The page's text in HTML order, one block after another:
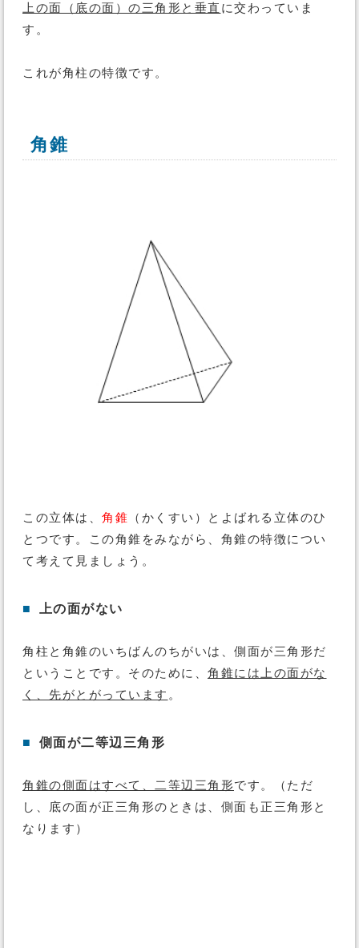
上の面（底の面）の三角形と垂直 に交わっていま
す。
これが角柱の特徴です。
角錐
この立体は、 角錐 （かくすい）とよばれる立体のひ
とつです。この角錐をみながら、角錐の特徴につい
て考えて見ましょう。
■ 上の面がない
角柱と角錐のいちばんのちがいは、側面が三角形だ
ということです。そのために、 角錐には上の面がな
く、先がとがっています 。
■ 側面が二等辺三角形
角錐の側面はすべて、二等辺三角形です。（ただ
し、底の面が正三角形のときは、側面も正三角形と
なります）